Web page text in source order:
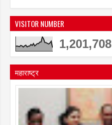
VISITOR NUMBER
1,201,708
महाराष्ट्र